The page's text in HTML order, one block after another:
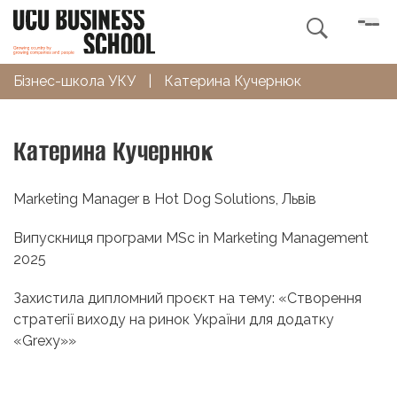

Бізнес-школа УКУ Катерина Кучернюк
Катерина Кучернюк
Marketing Manager в Hot Dog Solutions, Львів
Випускниця програми MSc in Marketing Management
2025
Захистила дипломний проєкт на тему: «Створення
стратегії виходу на ринок України для додатку
«Grexy»»